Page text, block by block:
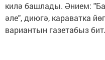
килә башлады. Әнием:
әле", диюгә, караватка
вариантын газетабыз